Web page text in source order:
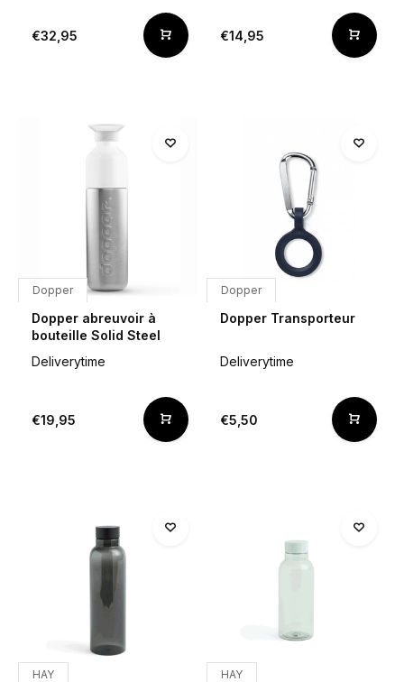
€32,95 €14,95
Dopper
Dopper abreuvoir à
bouteille Solid Steel
Deliverytime
€19,95
Dopper
Dopper Transporteur
Deliverytime
€5,50
HAY HAY